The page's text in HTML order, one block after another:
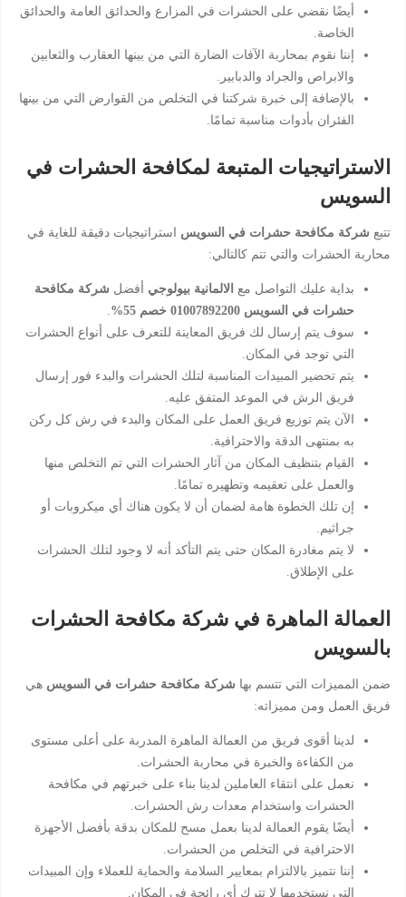
أيضًا نقضي على الحشرات في المزارع والحدائق العامة والحدائق
الخاصة.
إننا نقوم بمحاربة الآفات الضارة التي من بينها العقارب والثعابين
والابراص والجراد والدبابير.
بالإضافة إلى خبرة شركتنا في التخلص من القوارض التي من بينها
الفئران بأدوات مناسبة تمامًا.
الاستراتيجيات المتبعة لمكافحة الحشرات في
السويس
تتبع شركة مكافحة حشرات في السويس
استراتيجيات دقيقة للغاية في
محاربة الحشرات والتي تتم كالتالي:
بداية عليك التواصل مع الالمانية بيولوجي أفضل شركة مكافحة
حشرات في السويس 01007892200 خصم 55%
.
سوف يتم إرسال لك فريق المعاينة للتعرف على أنواع الحشرات
التي توجد في المكان.
يتم تحضير المبيدات المناسبة لتلك الحشرات والبدء فور إرسال
فريق الرش في الموعد المتفق عليه.
الآن يتم توزيع فريق العمل على المكان والبدء في رش كل ركن
به بمنتهى الدقة والاحترافية.
القيام بتنظيف المكان من آثار الحشرات التي تم التخلص منها
والعمل على تعقيمه وتطهيره تمامًا.
إن تلك الخطوة هامة لضمان أن لا يكون هناك أي ميكروبات أو
جراثيم.
لا يتم مغادرة المكان حتى يتم التأكد أنه لا وجود لتلك الحشرات
على الإطلاق.
العمالة الماهرة في شركة مكافحة الحشرات
بالسويس
ضمن المميزات التي تتسم بها شركة مكافحة حشرات في السويس هي
فريق العمل ومن مميزاته:
لدينا أقوى فريق من العمالة الماهرة المدربة على أعلى مستوى
من الكفاءة والخبرة في محاربة الحشرات.
نعمل على انتقاء العاملين لدينا بناء على خبرتهم في مكافحة
الحشرات واستخدام معدات رش الحشرات.
أيضًا يقوم العمالة لدينا بعمل مسح للمكان بدقة بأفضل الأجهزة
الاحترافية في التخلص من الحشرات.
إننا نتميز بالالتزام بمعايير السلامة والحماية للعملاء وإن المبيدات
التي نستخدمها لا تترك أي رائحة في المكان.